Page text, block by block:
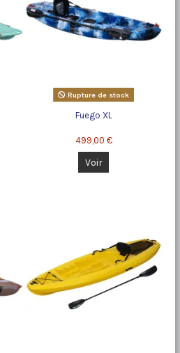
Rupture de stock
Fuego XL
499,00 €
Voir